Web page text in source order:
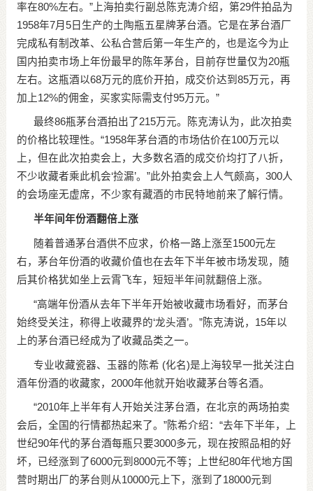
率在80%左右。”上海拍卖行副总陈克涛介绍，第29件拍品为
1958年7月5日生产的土陶瓶五星牌茅台酒。它是在茅台酒厂
完成私有制改革、公私合营后第一年生产的，也是迄今为止
国内拍卖市场上年份最早的陈年茅台，目前存世量仅为20瓶
左右。这瓶酒以68万元的底价开拍，成交价达到85万元，再
加上12%的佣金，买家实际需支付95万元。”
最终86瓶茅台酒拍出了215万元。陈克涛认为，此次拍卖
的价格比较理性。“1958年茅台酒的市场估价在100万元以
上，但在此次拍卖会上，大多数名酒的成交价均打了八折，
不少收藏者乘此机会‘捡漏’。”此外拍卖会上人气颇高，300人
的会场座无虚席，不少家有藏酒的市民特地前来了解行情。
半年间年份酒翻倍上涨
随着普通茅台酒供不应求，价格一路上涨至1500元左
右，茅台年份酒的收藏价值也在去年下半年被市场发现，随
后其价格犹如坐上云霄飞车，短短半年间就翻倍上涨。
“高端年份酒从去年下半年开始被收藏市场看好，而茅台
始终受关注，称得上收藏界的‘龙头酒’。”陈克涛说，15年以
上的茅台酒已经成为了收藏品类之一。
专业收藏瓷器、玉器的陈希 (化名)是上海较早一批关注白
酒年份酒的收藏家，2000年他就开始收藏茅台等名酒。
“2010年上半年有人开始关注茅台酒，在北京的两场拍卖
会后，全国的行情都热起来了。”陈希介绍：“去年下半年，上
世纪90年代的茅台酒每瓶只要3000多元，现在按照品相的好
坏，已经涨到了6000元到8000元不等；上世纪80年代地方国
营时期出厂的茅台则从10000元上下，涨到了18000元到